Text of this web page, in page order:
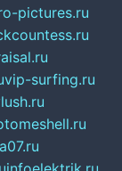
pictures.ru
vip-surfing.ru